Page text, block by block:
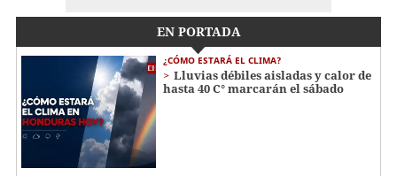
EN PORTADA
¿CÓMO ESTARÁ EL CLIMA?
Lluvias débiles aisladas y calor de
hasta 40 C° marcarán el sábado